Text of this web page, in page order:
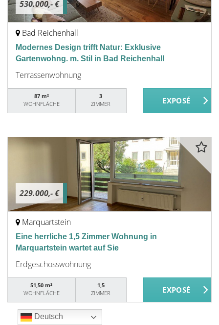
Deutsch
Deutsch
530.000,- €
Bad Reichenhall
Modernes Design trifft Natur: Exklusive
Gartenwohng. m. Stil in Bad Reichenhall
Terrassenwohnung
87 m²
WOHNFLÄCHE
3
ZIMMER
229.000,- €
Marquartstein
Eine herrliche 1,5 Zimmer Wohnung in
Marquartstein wartet auf Sie
Erdgeschosswohnung
51,50 m²
WOHNFLÄCHE
1,5
ZIMMER
Deutsch
Deutsch